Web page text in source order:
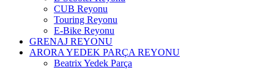
CUB Reyonu
Touring Reyonu
E-Bike Reyonu
GRENAJ REYONU
ARORA YEDEK PARÇA REYONU
Beatrix Yedek Parça